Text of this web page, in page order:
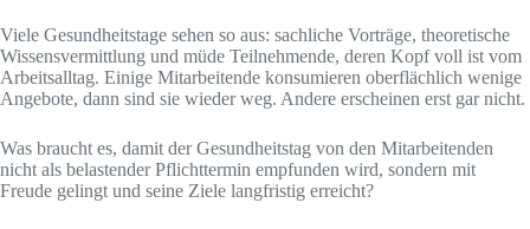
Viele Gesundheitstage sehen so aus: sachliche Vorträge, theoretische
Wissensvermittlung und müde Teilnehmende, deren Kopf voll ist vom
Arbeitsalltag. Einige Mitarbeitende konsumieren oberflächlich wenige
Angebote, dann sind sie wieder weg. Andere erscheinen erst gar nicht.
Was braucht es, damit der Gesundheitstag von den Mitarbeitenden
nicht als belastender Pflichttermin empfunden wird, sondern mit
Freude gelingt und seine Ziele langfristig erreicht?